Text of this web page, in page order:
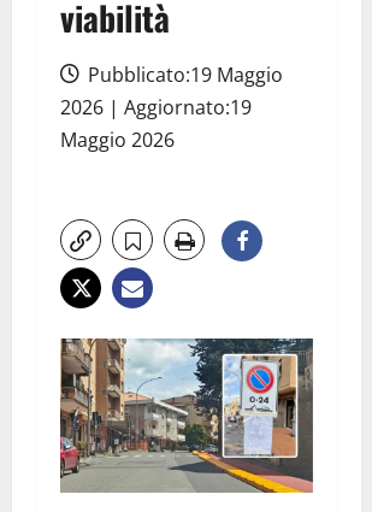
viabilità
Pubblicato:19 Maggio
2026 | Aggiornato:19
Maggio 2026